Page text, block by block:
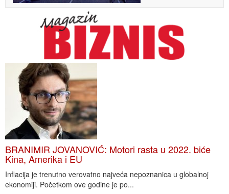
BRANIMIR JOVANOVIĆ: Motori rasta u 2022. biće
Kina, Amerika i EU
Inflacija je trenutno verovatno najveća nepoznanica u globalnoj
ekonomiji. Početkom ove godine je po...